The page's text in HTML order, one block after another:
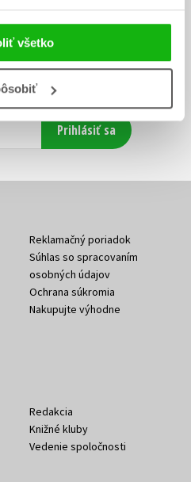
všetko
prvý!
Prihláste sa k odberu našich
Prihlásiť sa
Reklamačný poriadok
Súhlas so spracovaním
osobných údajov
Ochrana súkromia
Nakupujte výhodne
Redakcia
Knižné kluby
Vedenie spoločnosti